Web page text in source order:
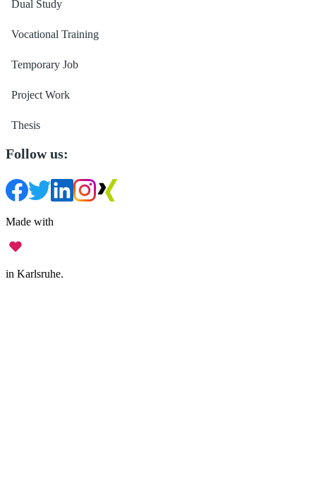
Dual Study
Vocational Training
Temporary Job
Project Work
Thesis
Follow us:
Made with
in Karlsruhe.